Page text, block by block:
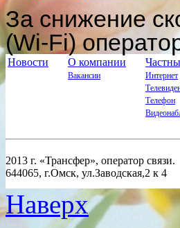
За снижение
(Wi-Fi)
Новости О компании
Вакансии
Интернет
Телефон
2013 г. «Трансфер», оператор связи.
644065, г.Омск, ул.Заводская,2 к 4
Наверх